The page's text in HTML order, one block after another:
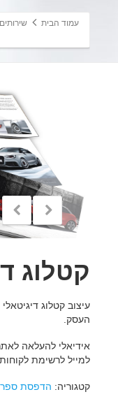
עמוד הבית
קטלוג
עיצוב קטלוג
העסק.
אידיאלי להעלאה
למייל לרשימת
קטגוריה: הדפסת